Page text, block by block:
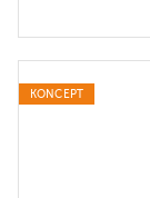
KONCEPT